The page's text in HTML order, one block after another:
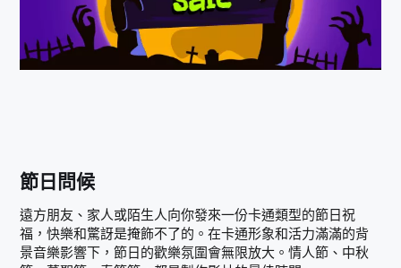
節日問候
遠方朋友、家人或陌生人向你發來一份卡通類型的節日祝
福，快樂和驚訝是掩飾不了的。在卡通形象和活力滿滿的背
景音樂影響下，節日的歡樂氛圍會無限放大。情人節、中秋